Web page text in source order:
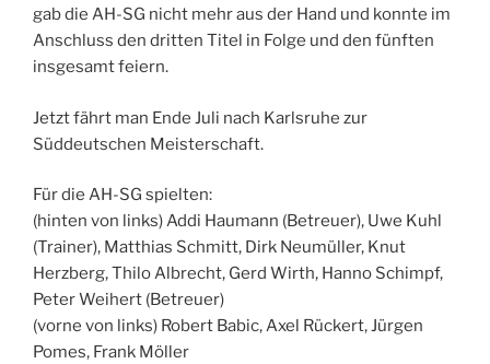
gab die AH-SG nicht mehr aus der Hand und konnte im
Anschluss den dritten Titel in Folge und den fünften
insgesamt feiern.
Jetzt fährt man Ende Juli nach Karlsruhe zur
Süddeutschen Meisterschaft.
Für die AH-SG spielten:
(hinten von links) Addi Haumann (Betreuer), Uwe Kuhl
(Trainer), Matthias Schmitt, Dirk Neumüller, Knut
Herzberg, Thilo Albrecht, Gerd Wirth, Hanno Schimpf,
Peter Weihert (Betreuer)
(vorne von links) Robert Babic, Axel Rückert, Jürgen
Pomes, Frank Möller